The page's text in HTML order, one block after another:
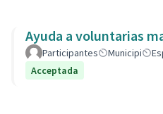
Ayuda a voluntarias
Participantes Municipi
Acceptada